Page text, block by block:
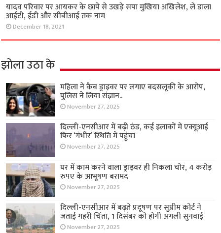
यादव परिवार पर आयकर के छापे से उखड़े सपा मुखिया अखिलेश, ले डाला
आईटी, ईडी और सीबीआई तक नाम
December 18, 2021
झोला उठा के
महिला ने कैब ड्राइवर पर लगाए बदसलूकी के आरोप,
पुलिस ने लिया संज्ञान..
November 27, 2025
दिल्ली-एनसीआर में बढ़ी ठंड, कई इलाकों में एक्यूआई
फिर ‘गंभीर’ स्थिति में पहुंचा
November 27, 2025
घर में काम करने वाला ड्राइवर ही निकला चोर, 4 करोड़
रुपए के आभूषण बरामद
November 27, 2025
दिल्ली-एनसीआर में बढ़ते प्रदूषण पर सुप्रीम कोर्ट ने
जताई गहरी चिंता, 1 दिसंबर को होगी अगली सुनवाई
November 27, 2025